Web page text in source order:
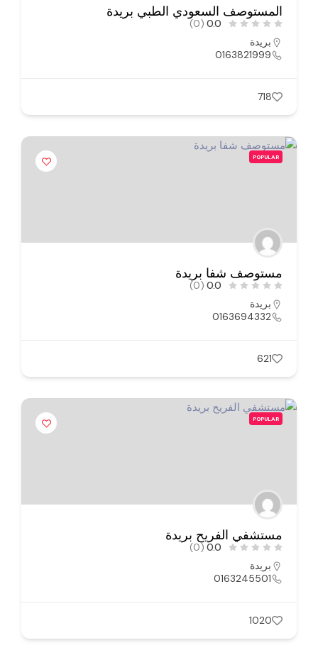
المستوصف السعودي الطبي بريدة
0.0
(0)
بريدة
0163821999
718
POPULAR
مستوصف شفا بريدة
0.0
(0)
بريدة
0163694332
621
POPULAR
مستشفي الفريح بريدة
0.0
(0)
بريدة
0163245501
1020